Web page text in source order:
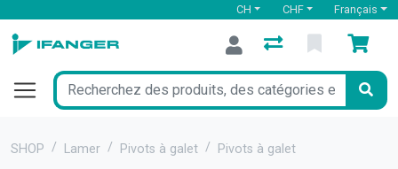
CH CHF Français
SHOP Lamer Pivots à galet Pivots à galet